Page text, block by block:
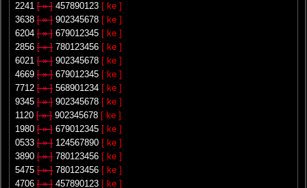
2241 [ » ] 457890123 [ ke ]
3638 [ » ] 902345678 [ ke ]
6204 [ » ] 679012345 [ ke ]
2856 [ » ] 780123456 [ ke ]
6021 [ » ] 902345678 [ ke ]
4669 [ » ] 679012345 [ ke ]
7712 [ » ] 568901234 [ ke ]
9345 [ » ] 902345678 [ ke ]
1120 [ » ] 902345678 [ ke ]
1980 [ » ] 679012345 [ ke ]
0533 [ » ] 124567890 [ ke ]
3890 [ » ] 780123456 [ ke ]
5475 [ » ] 780123456 [ ke ]
4706 [ » ] 457890123 [ ke ]